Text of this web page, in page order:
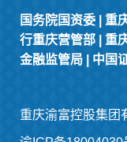
国务院国资委| 重
行重庆营管部
重
金融监管局
中国
重庆渝富控股集团